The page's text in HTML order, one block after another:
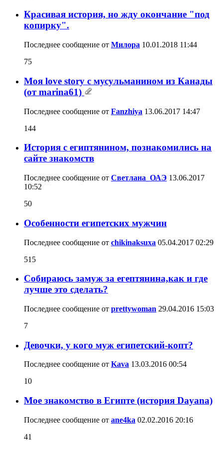
Красивая история, но жду окончание "под
копирку".
Последнее сообщение от Милора 10.01.2018 11:44
75
Моя love story с мусульманином из Канады
(от marina61)
Последнее сообщение от Fanzhiya 13.06.2017 14:47
144
История с египтянином, познакомились на
сайте знакомств
Последнее сообщение от Светлана_ОАЭ 13.06.2017
10:52
50
Особенности египетских мужчин
Последнее сообщение от chikinaksuxa 05.04.2017 02:29
515
Собираюсь замуж за егептянина,как и где
лучше это сделать?
Последнее сообщение от prettywoman 29.04.2016 15:03
7
Девочки, у кого муж египетский-копт?
Последнее сообщение от Kava 13.03.2016 00:54
10
Мое знакомство в Египте (история Dayana)
Последнее сообщение от ane4ka 02.02.2016 20:16
41